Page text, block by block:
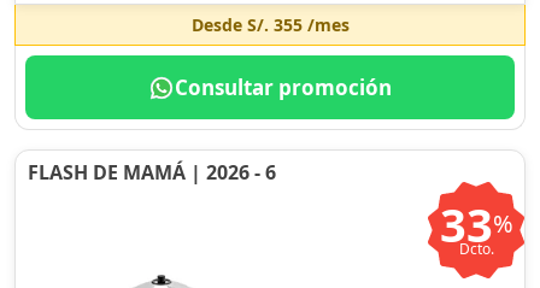
Desde S/. 355/mes
Consultar promoción
FLASH DE MAMÁ | 2026 - 6
33%
Dcto.